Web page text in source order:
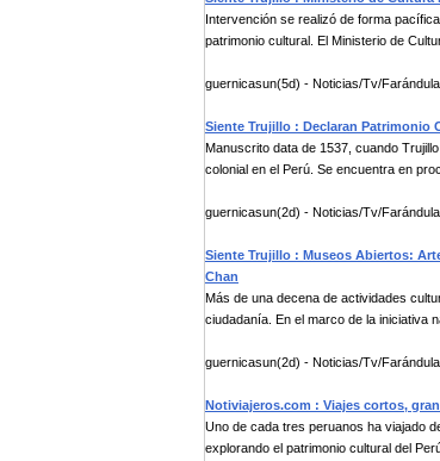
Intervención se realizó de forma
patrimonio cultural. El Ministerio de
guernicasun(5d) - Noticias/Tv/Farándula
Siente Trujillo : Declaran Patrimonio
Manuscrito data de 1537, cuando
colonial en el Perú. Se encuentra en
guernicasun(2d) - Noticias/Tv/Farándula
Siente Trujillo : Museos Abiertos:
Chan
Más de una decena de actividades
ciudadanía. En el marco de la iniciativa
guernicasun(2d) - Noticias/Tv/Farándula
Notiviajeros.com : Viajes cortos,
Uno de cada tres peruanos ha viajado
explorando el patrimonio cultural del